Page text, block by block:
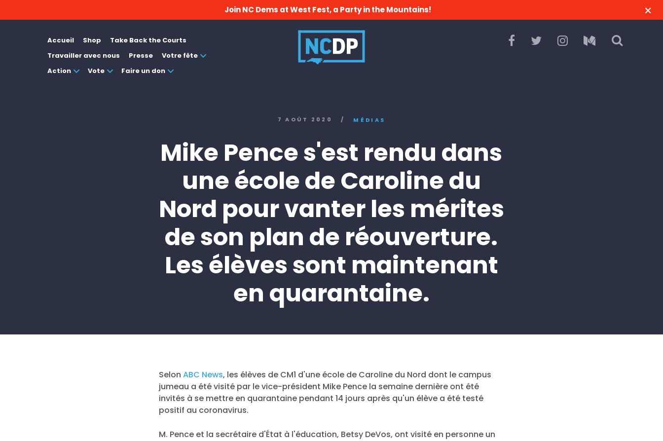
Join NC Dems at West Fest, a Party in the Mountains!
Accueil Shop
Take Back the Courts
Travailler avec nous
Presse
Votre fête
Action
Vote Faire un don
7 AOÛT 2020 / MÉDIAS
Mike Pence s'est rendu dans
une école de Caroline du
Nord pour vanter les mérites
de son plan de réouverture.
Les élèves sont maintenant
en quarantaine.
SelonABC News, les élèves de CM1 d'une école de Caroline du Nord dont le campus
jumeau a été visité par le vice-président Mike Pence la semaine dernière ont été
invités à se mettre en quarantaine pendant 14 jours après qu'un élève a été testé
positif au coronavirus.
M. Pence et la secrétaire d'État à l'éducation, Betsy DeVos, ont visité en personne un